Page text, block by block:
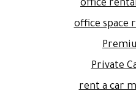
office
office space
Private
rent a car